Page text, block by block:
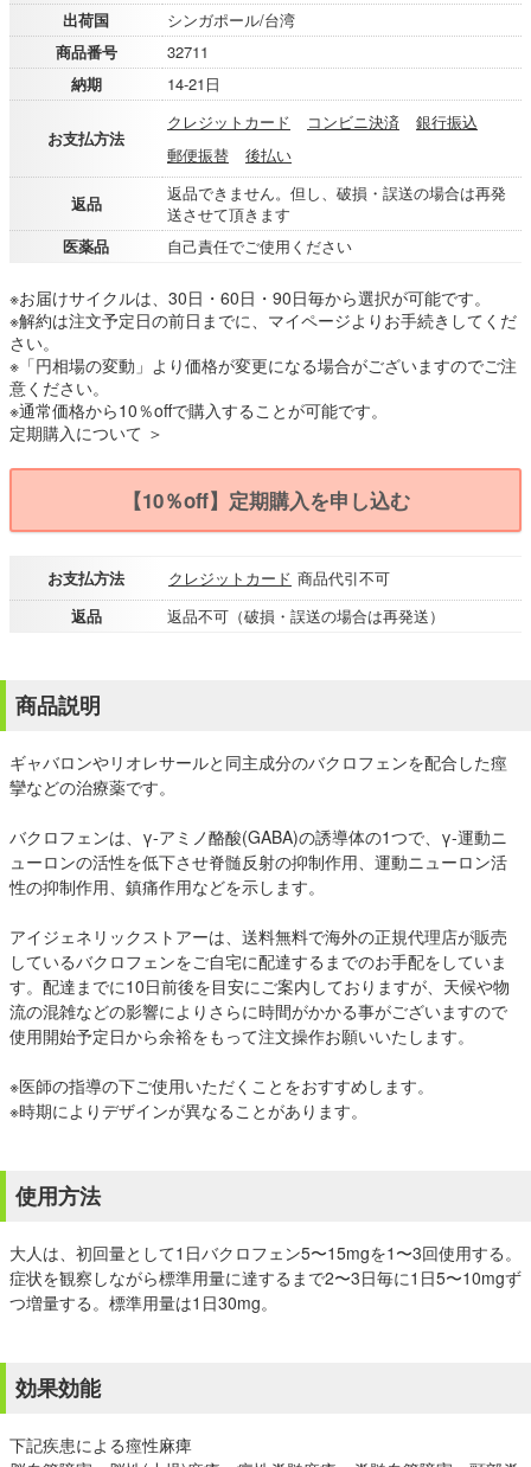
出荷国
シンガポール/台湾
商品番号
32711
納期
14-21日
お支払方法
クレジットカード コンビニ決済
銀行振込
郵便振替
後払い
返品
返品できません。但し、破損・誤送の場合は再発
送させて頂きます
医薬品
自己責任でご使用ください
※お届けサイクルは、30日・60日・90日毎から選択が可能です。
※解約は注文予定日の前日までに、マイページよりお手続きしてくだ
さい。
※「円相場の変動」より価格が変更になる場合がございますのでご注
意ください。
※通常価格から10％offで購入することが可能です。
定期購入について ＞
【10％off】定期購入を申し込む
お支払方法 クレジットカード 商品代引不可
返品
返品不可（破損・誤送の場合は再発送）
商品説明
ギャバロンやリオレサールと同主成分のバクロフェンを配合した痙
攣などの治療薬です。
バクロフェンは、γ-アミノ酪酸(GABA)の誘導体の1つで、γ-運動ニ
ューロンの活性を低下させ脊髄反射の抑制作用、運動ニューロン活
性の抑制作用、鎮痛作用などを示します。
アイジェネリックストアーは、送料無料で海外の正規代理店が販売
しているバクロフェンをご自宅に配達するまでのお手配をしていま
す。配達までに10日前後を目安にご案内しておりますが、天候や物
流の混雑などの影響によりさらに時間がかかる事がございますので
使用開始予定日から余裕をもって注文操作お願いいたします。
※医師の指導の下ご使用いただくことをおすすめします。
※時期によりデザインが異なることがあります。
使用方法
大人は、初回量として1日バクロフェン5〜15mgを1〜3回使用する。
症状を観察しながら標準用量に達するまで2〜3日毎に1日5〜10mgず
つ増量する。標準用量は1日30mg。
効果効能
下記疾患による痙性麻痺